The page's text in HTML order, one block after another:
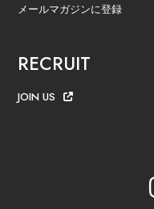
メールマガジンに登録
RECRUIT
JOIN US